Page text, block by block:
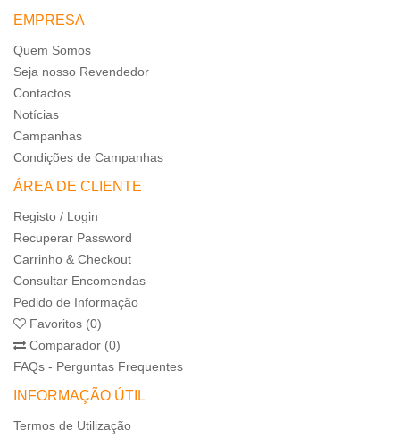
EMPRESA
Quem Somos
Seja nosso Revendedor
Contactos
Notícias
Campanhas
Condições de Campanhas
ÁREA DE CLIENTE
Registo / Login
Recuperar Password
Carrinho & Checkout
Consultar Encomendas
Pedido de Informação
Favoritos (0)
Comparador (0)
FAQs - Perguntas Frequentes
INFORMAÇÃO ÚTIL
Termos de Utilização